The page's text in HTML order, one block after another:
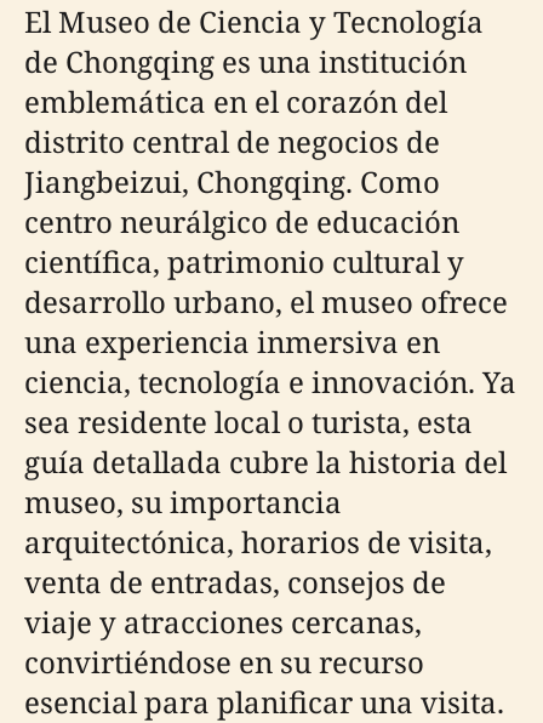
El Museo de Ciencia y Tecnología
de Chongqing es una institución
emblemática en el corazón del
distrito central de negocios de
Jiangbeizui, Chongqing. Como
centro neurálgico de educación
científica, patrimonio cultural y
desarrollo urbano, el museo ofrece
una experiencia inmersiva en
ciencia, tecnología e innovación. Ya
sea residente local o turista, esta
guía detallada cubre la historia del
museo, su importancia
arquitectónica, horarios de visita,
venta de entradas, consejos de
viaje y atracciones cercanas,
convirtiéndose en su recurso
esencial para planificar una visita.